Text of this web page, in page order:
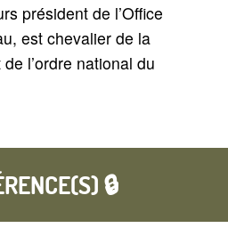
président de l’Office
est chevalier de la
l’ordre national du
🔒